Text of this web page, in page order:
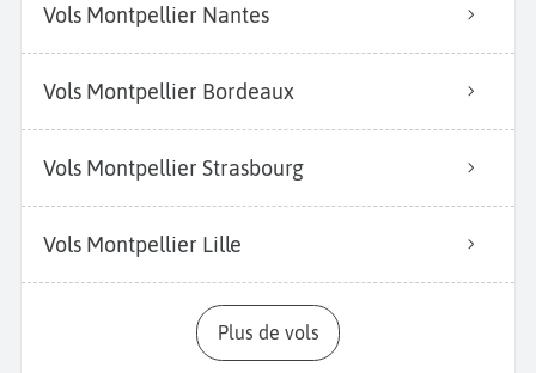
Vols Montpellier Nantes
Vols Montpellier Bordeaux
Vols Montpellier Strasbourg
Vols Montpellier Lille
Plus de vols